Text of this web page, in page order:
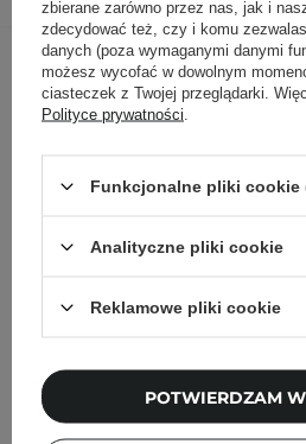
Inni klienci
zbierane zarówno przez nas, jak i
zdecydować też, czy i komu
danych (poza wymaganymi danymi
możesz wycofać w dowolnym
ciasteczek z Twojej przeglądarki.
Polityce prywatności
Funkcjonalne pliki cookie
Analityczne pliki cookie
Reklamowe pliki cookie
POTWIERDZAM